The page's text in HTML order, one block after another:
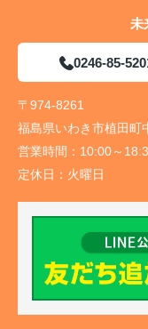
未
0246-85-
〒974-8261
福島県いわき市植田町
営業時間： 10:00～
定休日： 火曜日